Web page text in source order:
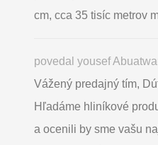
cm, cca 35 tisíc metrov
povedal yousef
Vážený predajný tím,
Hľadáme hliníkové
a ocenili by sme vašu